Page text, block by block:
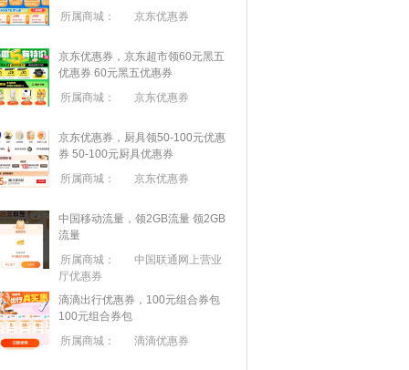
所属商城：
京东优惠券
京东优惠券，京东超市领60元黑五
优惠券 60元黑五优惠券
所属商城：
京东优惠券
京东优惠券，厨具领50-100元优惠
券 50-100元厨具优惠券
所属商城：
京东优惠券
中国移动流量，领2GB流量 领2GB
流量
所属商城：
中国联通网上营业
厅优惠券
滴滴出行优惠券，100元组合券包
100元组合券包
所属商城：
滴滴优惠券